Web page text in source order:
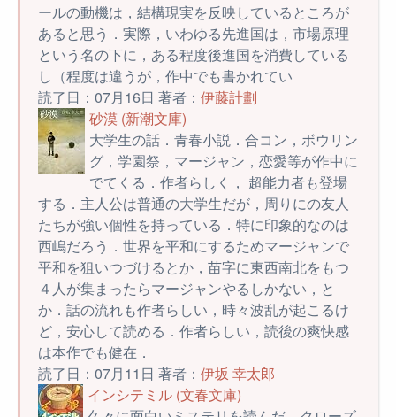
ールの動機は，結構現実を反映しているところが
あると思う．実際，いわゆる先進国は，市場原理
という名の下に，ある程度後進国を消費している
し（程度は違うが，作中でも書かれてい
読了日：07月16日 著者： 伊藤計劃
砂漠 (新潮文庫)
大学生の話．青春小説．合コン，ボウリン
グ，学園祭，マージャン，恋愛等が作中に
でてくる．作者らしく， 超能力者も登場
する．主人公は普通の大学生だが，周りにの友人
たちが強い個性を持っている．特に印象的なのは
西嶋だろう．世界を平和にするためマージャンで
平和を狙いつづけるとか，苗字に東西南北をもつ
４人が集まったらマージャンやるしかない，と
か．話の流れも作者らしい，時々波乱が起こるけ
ど，安心して読める．作者らしい，読後の爽快感
は本作でも健在．
読了日：07月11日 著者： 伊坂 幸太郎
インシテミル (文春文庫)